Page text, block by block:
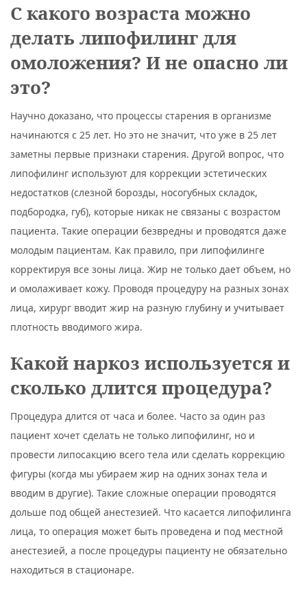
С какого возраста можно
делать липофилинг для
омоложения? И не опасно ли
это?
Научно доказано, что процессы старения в организме
начинаются с 25 лет. Но это не значит, что уже в 25 лет
заметны первые признаки старения. Другой вопрос, что
липофилинг используют для коррекции эстетических
недостатков (слезной борозды, носогубных складок,
подбородка, губ), которые никак не связаны с возрастом
пациента. Такие операции безвредны и проводятся даже
молодым пациентам. Как правило, при липофилинге
корректируя все зоны лица. Жир не только дает объем, но
и омолаживает кожу. Проводя процедуру на разных зонах
лица, хирург вводит жир на разную глубину и учитывает
плотность вводимого жира.
Какой наркоз используется и
сколько длится процедура?
Процедура длится от часа и более. Часто за один раз
пациент хочет сделать не только липофилинг, но и
провести липосакцию всего тела или сделать коррекцию
фигуры (когда мы убираем жир на одних зонах тела и
вводим в другие). Такие сложные операции проводятся
дольше под общей анестезией. Что касается липофилинга
лица, то операция может быть проведена и под местной
анестезией, а после процедуры пациенту не обязательно
находиться в стационаре.